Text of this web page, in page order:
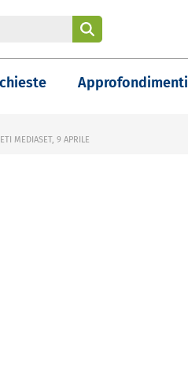
Approfondimenti
MEDIASET, 9 APRILE